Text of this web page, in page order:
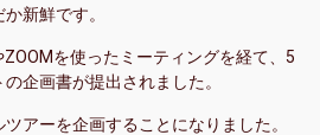
新鮮です。
を使ったミーティングを経て、5
企画書が提出されました。
アーを企画することになりました。